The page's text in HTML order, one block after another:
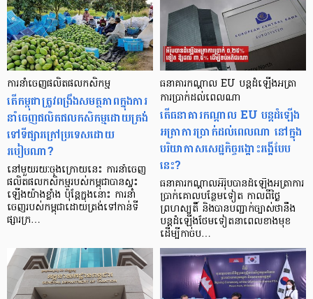
ការនាំចេញផលិតផលកសិកម្ម
តើកម្ពុជាត្រូវពង្រឹងសមត្ថភាពក្នុងការ
នាំចេញផលិតផលកសិកម្មដោយត្រង់
ទៅទីផ្សារក្រៅប្រទេសដោយ
របៀបណា?
នៅមួយរយៈចុងក្រោយនេះ ការនាំចេញ
ផលិតផលកសិកម្មរបស់កម្ពុជាបានស្ទុះ
ឡើងយ៉ាងខ្លាំង ប៉ុន្ដែក្នុងនោះ ការនាំ
ចេញរបស់កម្ពុជាដោយត្រង់ទៅកាន់ទី
ផ្សារក្រ…
ធនាគារកណ្ដាល EU បន្តដំឡើងអត្រា
ការប្រាក់ដល់ពេលណា
តើធនាគារកណ្ដាល EU បន្តដំឡើង
អត្រាការប្រាក់ដល់ពេលណា នៅក្នុង
បរិយាកាសសេដ្ឋកិច្ចរង្គោះរង្គើបែប
នេះ?
ធនាគារកណ្តាលអឺរ៉ុបបានដំឡើងអត្រាការ
ប្រាក់គោលបន្ថែមទៀត កាលពីថ្ងៃ
ព្រហស្បតិ៍ និងបានបញ្ជាក់ច្បាស់ថានឹង
បន្តដំឡើងថែមទៀតនាពេលខាងមុខ
ដើម្បីកាច់ប…